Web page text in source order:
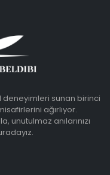
deneyimleri sunan birinci
ağırlıyor.
unutulmaz anılarınızı